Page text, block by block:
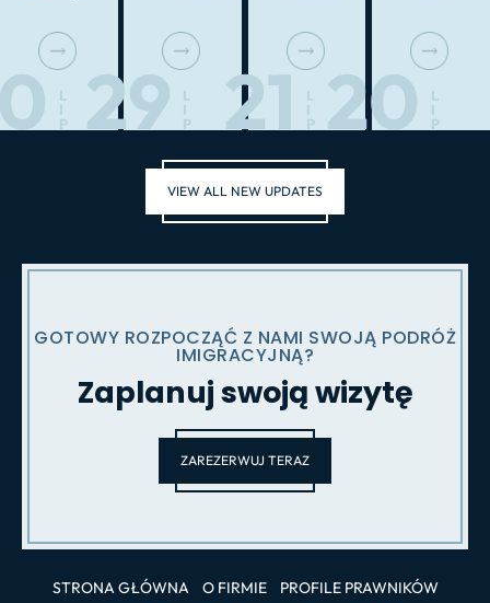
L
I
P
29
L
I
P
21
L
I
P
20
L
I
P
VIEW ALL NEW UPDATES
GOTOWY ROZPOCZĄĆ Z NAMI SWOJĄ PODRÓŻ
IMIGRACYJNĄ?
Zaplanuj swoją wizytę
ZAREZERWUJ TERAZ
STRONA GŁÓWNA O FIRMIE
PROFILE PRAWNIKÓW